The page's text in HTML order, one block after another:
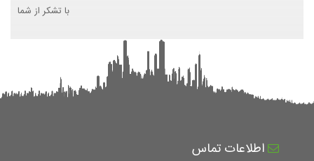
با تشکر از شما
اطلاعات تماس